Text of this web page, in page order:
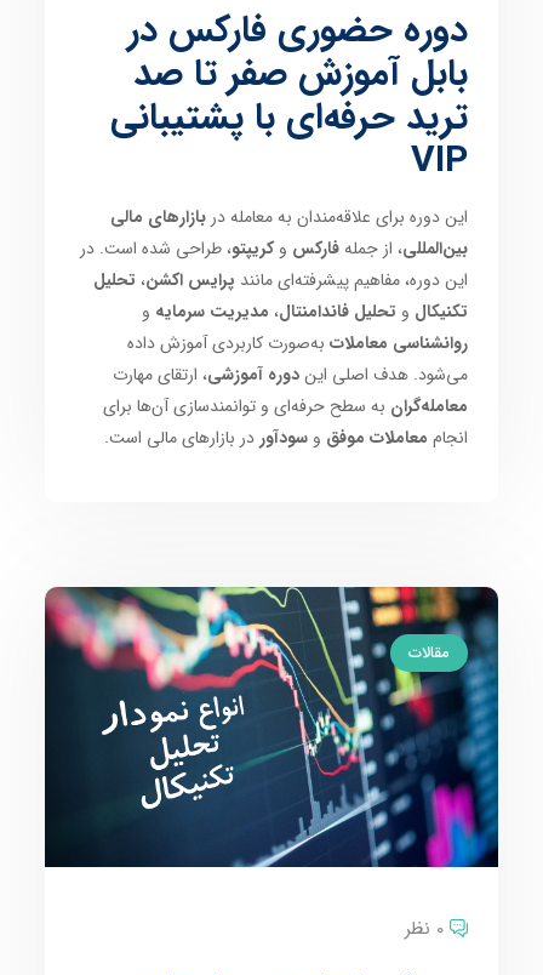
دوره حضوری فارکس در
بابل آموزش صفر تا صد
ترید حرفه‌ای با پشتیبانی
VIP
این دوره برای علاقه‌مندان به معامله دربازارهای مالی
بین‌المللی، از جملهفارکس وکریپتو، طراحی شده است. در
این دوره، مفاهیم پیشرفته‌ای مانند پرایس اکشن، تحلیل
تکنیکال و تحلیل فاندامنتال، مدیریت سرمایه و
روانشناسی معاملات به‌صورت کاربردی آموزش داده
می‌شود. هدف اصلی ایندوره آموزشی، ارتقای مهارت
معامله‌گران به سطح حرفه‌ای و توانمندسازی آن‌ها برای
انجام معاملات موفق وسودآور در بازارهای مالی است.
مقالات
0 نظر